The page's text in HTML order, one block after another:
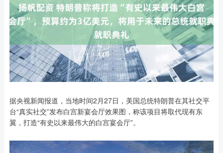
据央视新闻报道，当地时间2月27日，美国总统特朗普在其社交平
台“真实社交”发布白宫新宴会厅效果图，称该项目将取代现有东
翼，打造“有史以来最伟大的白宫宴会厅”。